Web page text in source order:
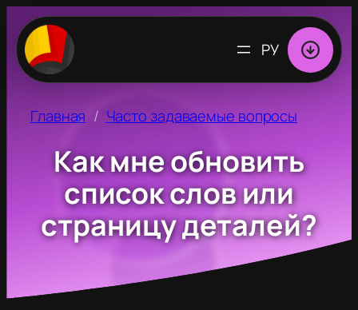
ВЫБРАТЬ
ЯЗЫК
Главная Часто задаваемые вопросы
Как мне обновить
список слов или
страницу деталей?